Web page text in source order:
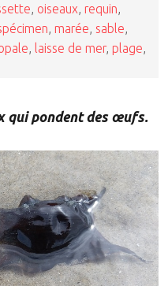
oiseaux requin
marée sable
laisse de mer, plage
qui pondent des œufs.